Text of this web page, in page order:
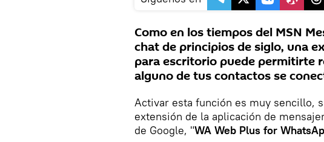
Como en los tiempos del MSN
chat de principios de siglo, una
para escritorio puede permitirte
alguno de tus contactos se
Activar esta función es muy sencillo,
extensión de la aplicación de
de Google, "WA Web Plus for